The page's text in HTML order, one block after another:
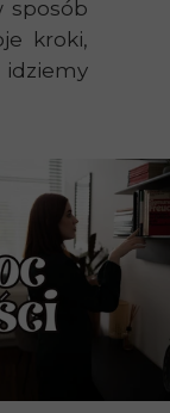
sposób
kroki,